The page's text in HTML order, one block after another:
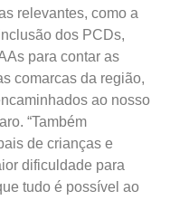
relevantes, como a
dos PCDs,
para contar as
comarcas da região,
ao nosso
“Também
de crianças e
dificuldade para
tudo é possível ao